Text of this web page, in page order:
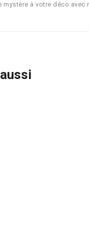
mystère à votre déco